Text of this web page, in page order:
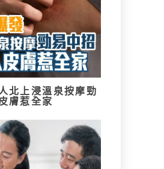
北上浸溫泉按摩勁
膚惹全家